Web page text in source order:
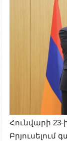
Հունվարի